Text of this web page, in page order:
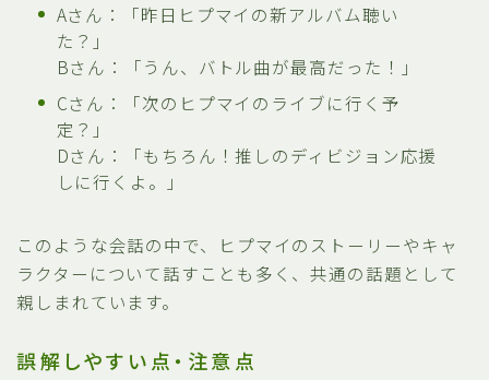
Aさん：「昨日ヒプマイの新アルバム聴い
た？」
Bさん：「うん、バトル曲が最高だった！」
Cさん：「次のヒプマイのライブに行く予
定？」
Dさん：「もちろん！推しのディビジョン応援
しに行くよ。」
このような会話の中で、ヒプマイのストーリーやキャ
ラクターについて話すことも多く、共通の話題として
親しまれています。
誤解しやすい点・注意点